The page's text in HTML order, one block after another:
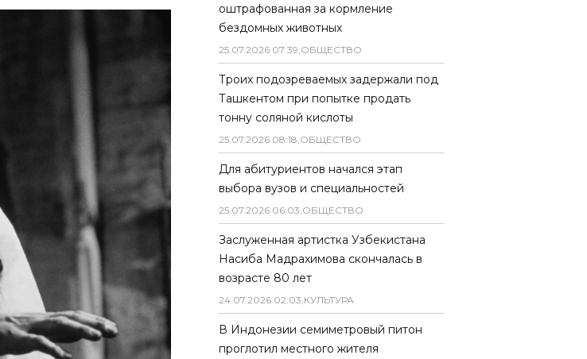
оштрафованная за кормление
бездомных животных
25.07.2026 07:39,ОБЩЕСТВО
Троих подозреваемых задержали под
Ташкентом при попытке продать
тонну соляной кислоты
25.07.2026 08:18,ОБЩЕСТВО
Для абитуриентов начался этап
выбора вузов и специальностей
25.07.2026 06:03,ОБЩЕСТВО
Заслуженная артистка Узбекистана
Насиба Мадрахимова скончалась в
возрасте 80 лет
24.07.2026 02:03,КУЛЬТУРА
В Индонезии семиметровый питон
проглотил местного жителя